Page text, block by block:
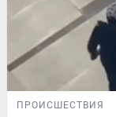
ПРОИСШЕСТВИЯ